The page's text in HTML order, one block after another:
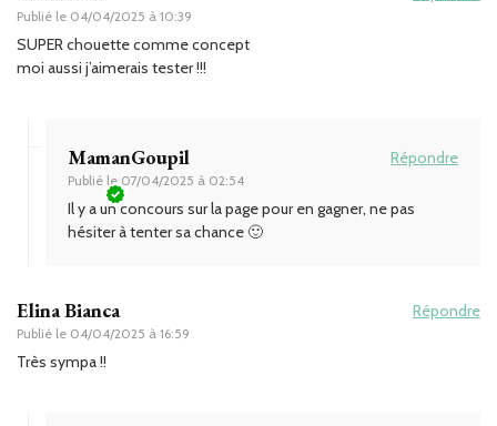
Publié le 04/04/2025 à 10:39
SUPER chouette comme concept
moi aussi j’aimerais tester !!!
MamanGoupil
Publié le 07/04/2025 à 02:54
Répondre
Il y a un concours sur la page pour en gagner, ne pas
hésiter à tenter sa chance 🙂
Elina Bianca
Publié le 04/04/2025 à 16:59
Répondre
Très sympa !!